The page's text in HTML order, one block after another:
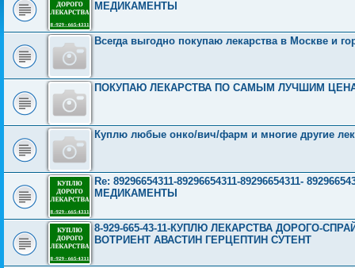
МЕДИКАМЕНТЫ
Всегда выгодно покупаю лекарства в Москве и
ПОКУПАЮ ЛЕКАРСТВА ПО САМЫМ ЛУЧШИМ
Куплю любые онко/вич/фарм и многие другие
Re: 89296654311-89296654311-89296654311-
МЕДИКАМЕНТЫ
8-929-665-43-11-КУПЛЮ ЛЕКАРСТВА ДОРОГО-
ВОТРИЕНТ АВАСТИН ГЕРЦЕПТИН СУТЕНТ